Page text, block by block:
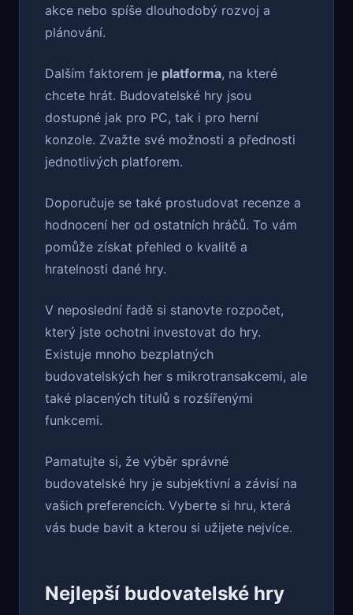
akce nebo spíše dlouhodobý rozvoj a
plánování.
Dalším faktorem je platforma, na které
chcete hrát. Budovatelské hry jsou
dostupné jak pro PC, tak i pro herní
konzole. Zvažte své možnosti a přednosti
jednotlivých platforem.
Doporučuje se také prostudovat recenze a
hodnocení her od ostatních hráčů. To vám
pomůže získat přehled o kvalitě a
hratelnosti dané hry.
V neposlední řadě si stanovte rozpočet,
který jste ochotni investovat do hry.
Existuje mnoho bezplatných
budovatelských her s mikrotransakcemi, ale
také placených titulů s rozšířenými
funkcemi.
Pamatujte si, že výběr správné
budovatelské hry je subjektivní a závisí na
vašich preferencích. Vyberte si hru, která
vás bude bavit a kterou si užijete nejvíce.
Nejlepší budovatelské hry